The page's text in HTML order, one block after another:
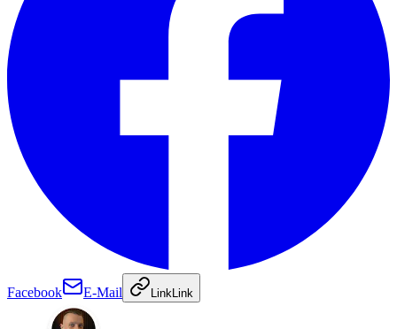
Facebook E-Mail LinkLink